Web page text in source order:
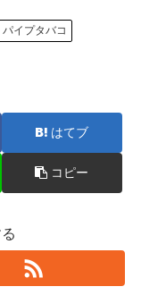
パイプタバコ
はてブ
コピー